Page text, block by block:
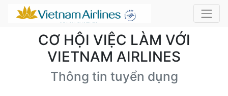
CƠ HỘI VIỆC LÀM VỚI
VIETNAM AIRLINES
Thông tin tuyển dụng